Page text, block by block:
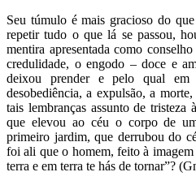
Seu túmulo é mais gracioso do
repetir tudo o que lá se passou,
mentira apresentada como
credulidade, o engodo – doce e
deixou prender e pelo qual
desobediência, a expulsão, a
tais lembranças assunto de
que elevou ao céu o corpo de
primeiro jardim, que derrubou do
foi ali que o homem, feito à
terra e em terra te hás de tornar”?